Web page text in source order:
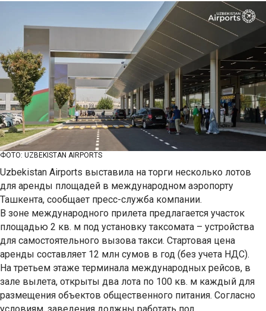
ФОТО: UZBEKISTAN AIRPORTS
Uzbekistan Airports выставила на торги несколько лотов
для аренды площадей в международном аэропорту
Ташкента, сообщает пресс-служба компании.
В зоне международного прилета предлагается участок
площадью 2 кв. м под установку таксомата – устройства
для самостоятельного вызова такси. Стартовая цена
аренды составляет 12 млн сумов в год (без учета НДС).
На третьем этаже терминала международных рейсов, в
зале вылета, открыты два лота по 100 кв. м каждый для
размещения объектов общественного питания. Согласно